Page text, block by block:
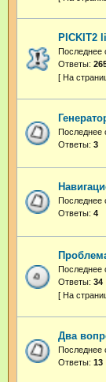
PICKIT2
Последнее
Ответы:
Последнее
Ответы: 3
Последнее
Ответы: 4
Последнее
Ответы: 34
Два
Последнее
Ответы: 13